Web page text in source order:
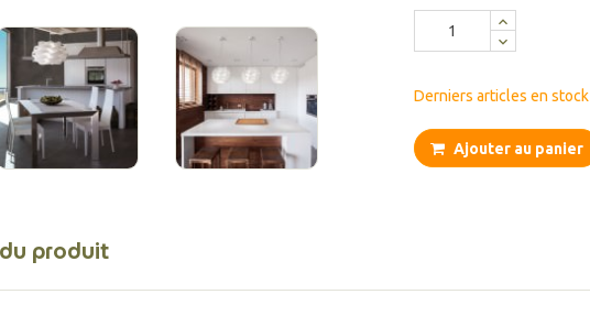
Derniers articles en stock
Ajouter au panier
produit